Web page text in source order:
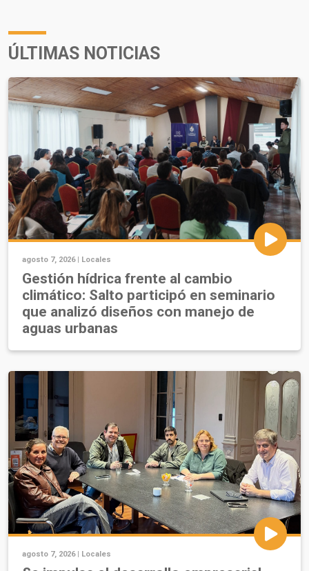
ÚLTIMAS NOTICIAS
agosto 7, 2026 | Locales
Gestión hídrica frente al cambio
climático: Salto participó en seminario
que analizó diseños con manejo de
aguas urbanas
agosto 7, 2026 | Locales